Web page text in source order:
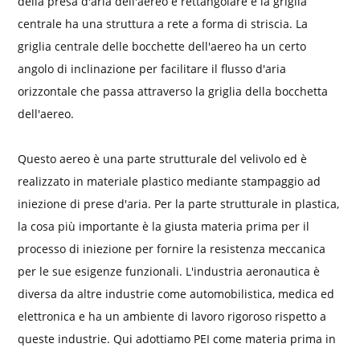
centrale ha una struttura a rete a forma di striscia. La
griglia centrale delle bocchette dell'aereo ha un certo
angolo di inclinazione per facilitare il flusso d'aria
orizzontale che passa attraverso la griglia della bocchetta
dell'aereo.
Questo aereo è una parte strutturale del velivolo ed è
realizzato in materiale plastico mediante stampaggio ad
iniezione di prese d'aria. Per la parte strutturale in plastica,
la cosa più importante è la giusta materia prima per il
processo di iniezione per fornire la resistenza meccanica
per le sue esigenze funzionali. L'industria aeronautica è
diversa da altre industrie come automobilistica, medica ed
elettronica e ha un ambiente di lavoro rigoroso rispetto a
queste industrie. Qui adottiamo PEI come materia prima in